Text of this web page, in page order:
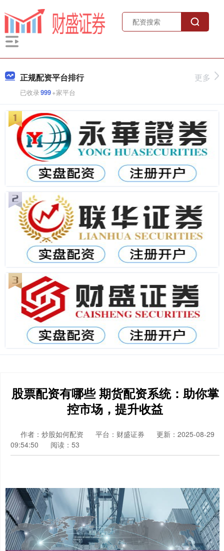
正规配资平台排行
已收录999+家平台
更多
股票配资有哪些 期货配资系统：助你掌
控市场，提升收益
作者：炒股如何配资 平台：财盛证券
更新：2025-08-29
09:54:50
阅读：53